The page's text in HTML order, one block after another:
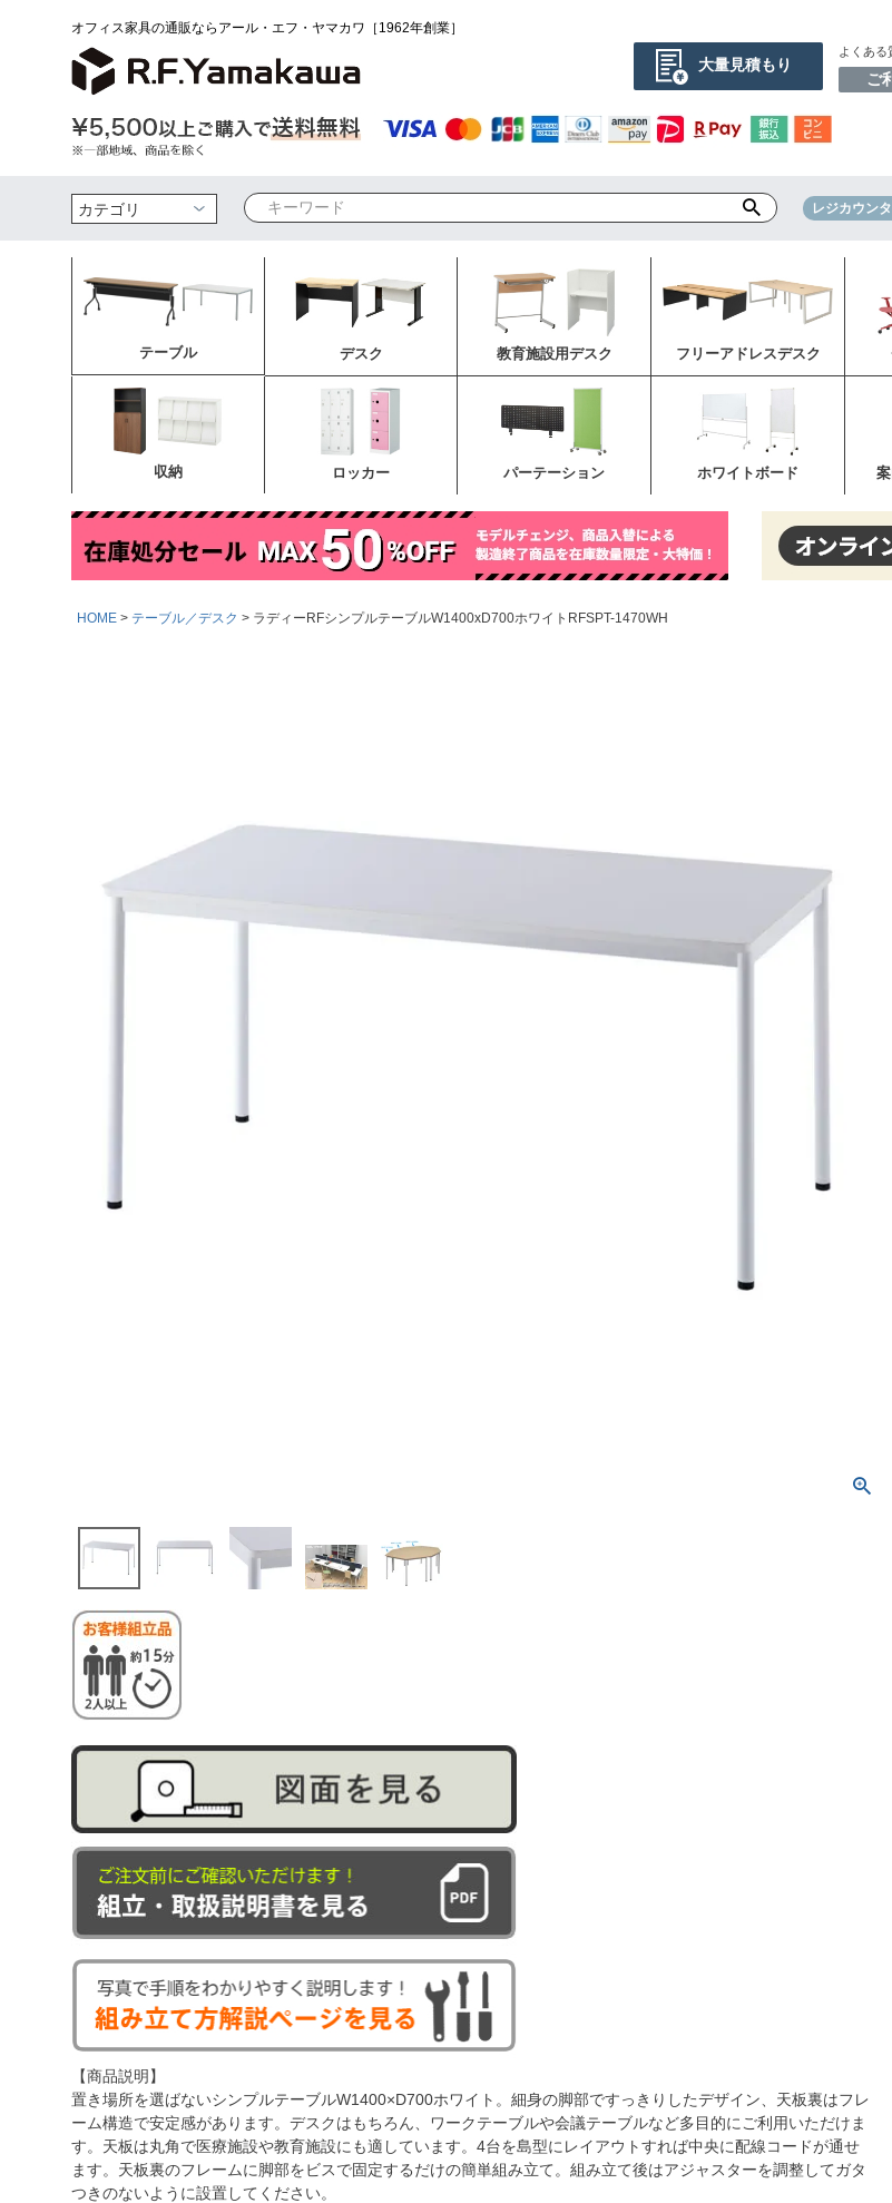
オフィス家具の通販ならアール・エフ・ヤマカワ［1962年創業］
大量見積もり
よくある
ご
検索 レジカウン
テーブル デスク 教育施設用デスク フリーアドレスデスク
収納 ロッカー パーテーション ホワイトボード
HOME テーブル／デスク ラディーRFシンプルテーブルW1400xD700ホワイトRFSPT-1470WH
【商品説明】
置き場所を選ばないシンプルテーブルW1400×D700ホワイト。細身の脚部ですっきりしたデザイン、天板裏はフレ
ーム構造で安定感があります。デスクはもちろん、ワークテーブルや会議テーブルなど多目的にご利用いただけま
す。天板は丸角で医療施設や教育施設にも適しています。4台を島型にレイアウトすれば中央に配線コードが通せ
ます。天板裏のフレームに脚部をビスで固定するだけの簡単組み立て。組み立て後はアジャスターを調整してガタ
つきのないように設置してください。